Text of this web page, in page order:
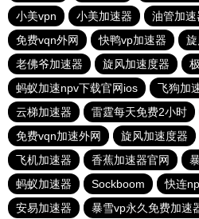
小美vpn
小美加速器
油管加
免费vqn外网
快鸭vp加速器
老佛爷加速器
旋风加速度器
蚂蚁加速npv下载官网ios
飞狗加
云梯加速器
雷霆每天免费2小时
免费vqn加速外网
旋风加速度器
飞机加速器
香蕉加速器官网
蚂蚁加速器
Sockboom 快连
安易加速器
暴雪vp永久免费加速